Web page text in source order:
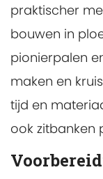
praktischer
bouwen in
pionierpalen
maken en
tijd en
ook zitbanken